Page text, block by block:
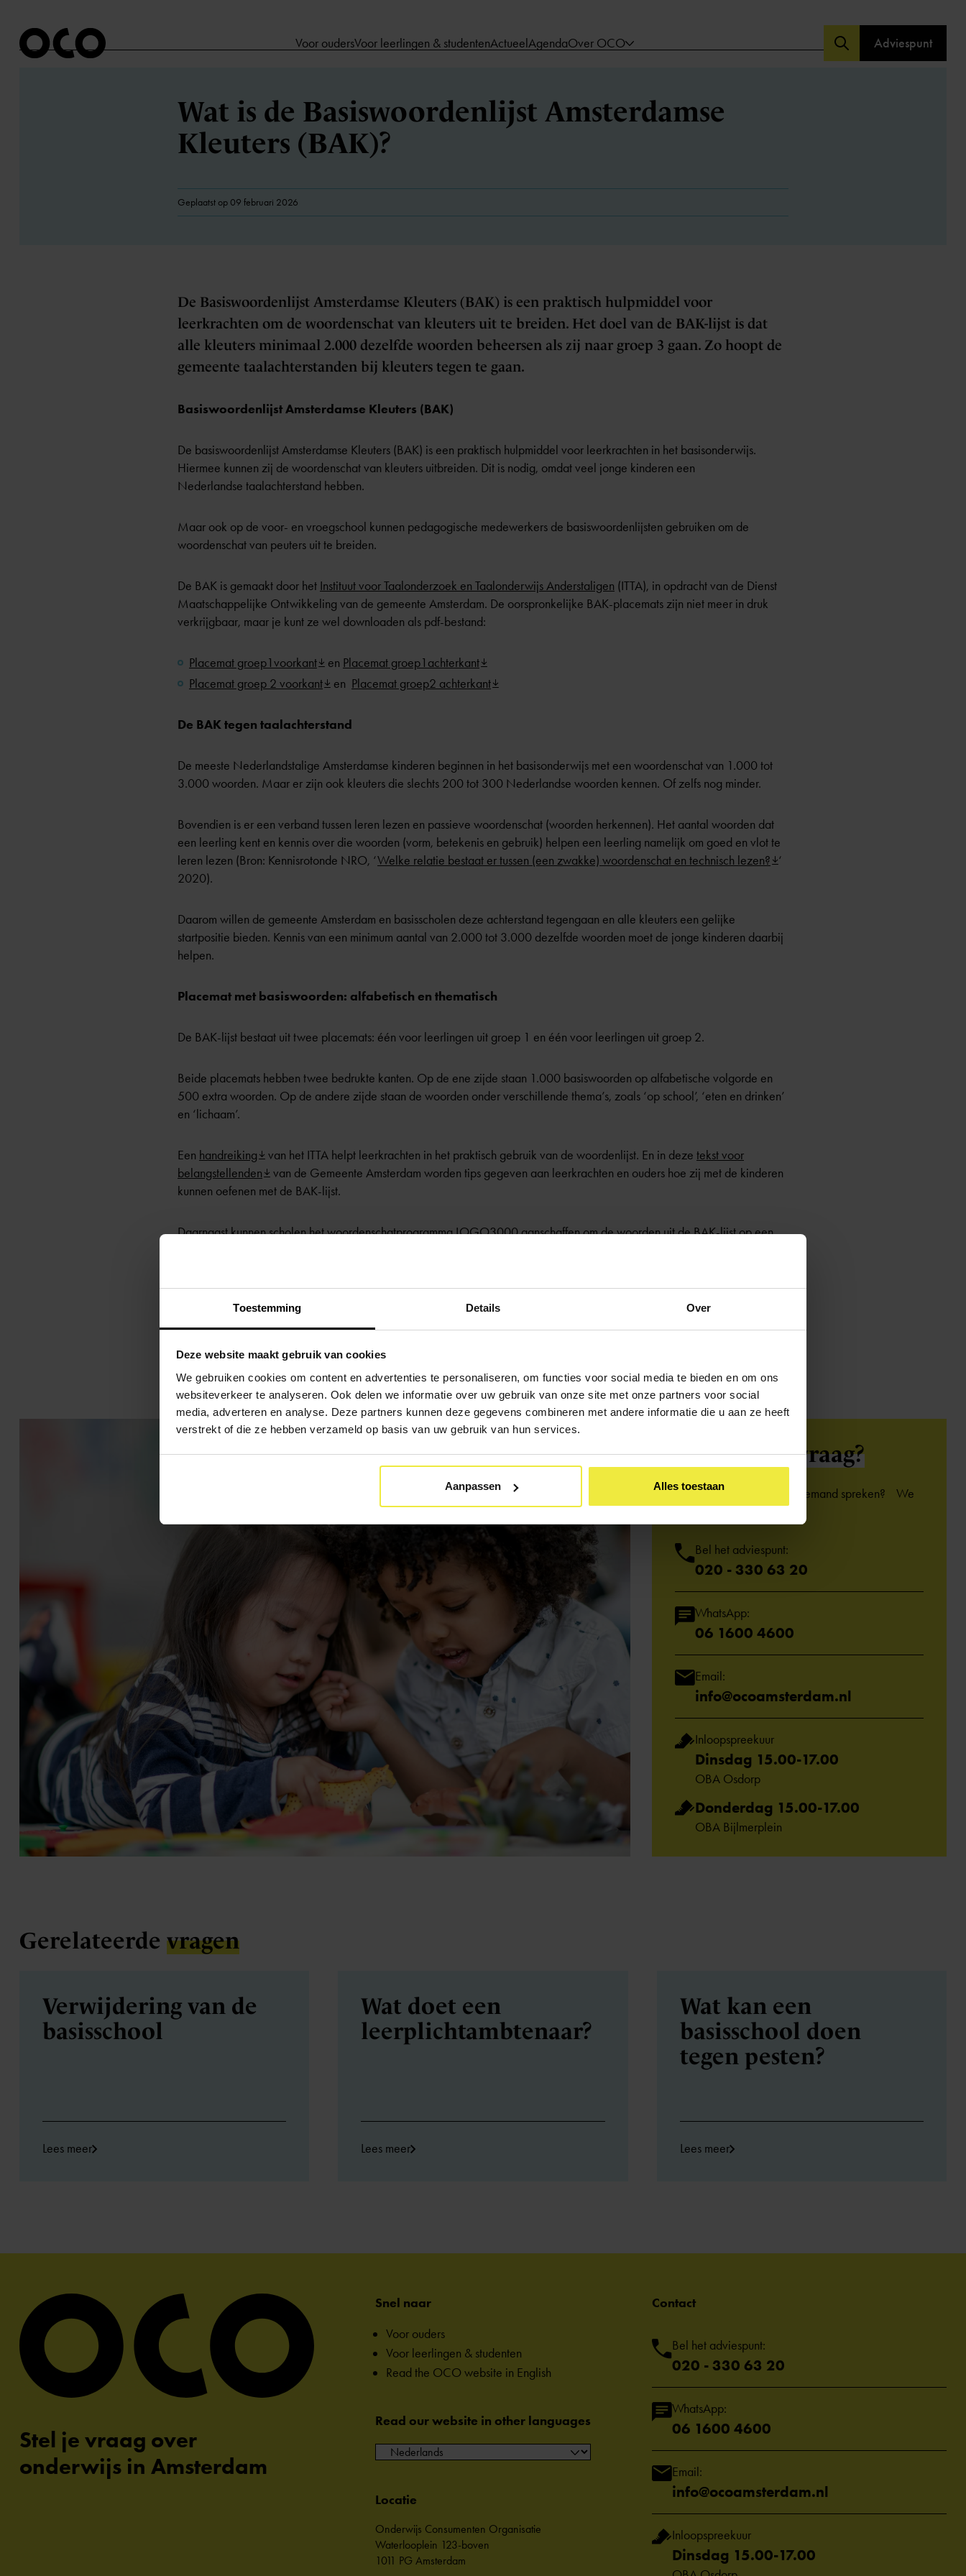
Toestemming Details Over
Deze website maakt gebruik van cookies
We gebruiken cookies om content en advertenties te personaliseren, om functies voor social media te bieden en om ons
websiteverkeer te analyseren. Ook delen we informatie over uw gebruik van onze site met onze partners voor social
media, adverteren en analyse. Deze partners kunnen deze gegevens combineren met andere informatie die u aan ze heeft
verstrekt of die ze hebben verzameld op basis van uw gebruik van hun services.
Aanpassen Alles toestaan
Voor oudersVoor leerlingen & studentenActueelAgendaOver OCO Adviespunt
Wat is de Basiswoordenlijst Amsterdamse
Kleuters (BAK)?
Geplaatst op 09 februari 2026
De Basiswoordenlijst Amsterdamse Kleuters (BAK) is een praktisch hulpmiddel voor
leerkrachten om de woordenschat van kleuters uit te breiden. Het doel van de BAK-lijst is dat
alle kleuters minimaal 2.000 dezelfde woorden beheersen als zij naar groep 3 gaan. Zo hoopt de
gemeente taalachterstanden bij kleuters tegen te gaan.
Basiswoordenlijst Amsterdamse Kleuters (BAK)
De basiswoordenlijst Amsterdamse Kleuters (BAK) is een praktisch hulpmiddel voor leerkrachten in het basisonderwijs.
Hiermee kunnen zij de woordenschat van kleuters uitbreiden. Dit is nodig, omdat veel jonge kinderen een
Nederlandse taalachterstand hebben.
Maar ook op de voor- en vroegschool kunnen pedagogische medewerkers de basiswoordenlijsten gebruiken om de
woordenschat van peuters uit te breiden.
De BAK is gemaakt door het Instituut voor Taalonderzoek en Taalonderwijs Anderstaligen (ITTA), in opdracht van de Dienst
Maatschappelijke Ontwikkeling van de gemeente Amsterdam. De oorspronkelijke BAK-placemats zijn niet meer in druk
verkrijgbaar, maar je kunt ze wel downloaden als pdf-bestand:
Placemat groep1voorkant en Placemat groep1achterkant
Placemat groep 2 voorkant
en Placemat groep2 achterkant
De BAK tegen taalachterstand
De meeste Nederlandstalige Amsterdamse kinderen beginnen in het basisonderwijs met een woordenschat van 1.000 tot
3.000 woorden. Maar er zijn ook kleuters die slechts 200 tot 300 Nederlandse woorden kennen. Of zelfs nog minder.
Bovendien is er een verband tussen leren lezen en passieve woordenschat (woorden herkennen). Het aantal woorden dat
een leerling kent en kennis over die woorden (vorm, betekenis en gebruik) helpen een leerling namelijk om goed en vlot te
leren lezen (Bron: Kennisrotonde NRO, ‘Welke relatie bestaat er tussen (een zwakke) woordenschat en technisch lezen? ‘
2020).
Daarom willen de gemeente Amsterdam en basisscholen deze achterstand tegengaan en alle kleuters een gelijke
startpositie bieden. Kennis van een minimum aantal van 2.000 tot 3.000 dezelfde woorden moet de jonge kinderen daarbij
helpen.
Placemat met basiswoorden: alfabetisch en thematisch
De BAK-lijst bestaat uit twee placemats: één voor leerlingen uit groep 1 en één voor leerlingen uit groep 2.
Beide placemats hebben twee bedrukte kanten. Op de ene zijde staan 1.000 basiswoorden op alfabetische volgorde en
500 extra woorden. Op de andere zijde staan de woorden onder verschillende thema’s, zoals ‘op school’, ‘eten en drinken’
en ‘lichaam’.
Een handreiking van het ITTA helpt leerkrachten in het praktisch gebruik van de woordenlijst. En in deze tekst voor
belangstellenden
van de Gemeente Amsterdam worden tips gegeven aan leerkrachten en ouders hoe zij met de kinderen
kunnen oefenen met de BAK-lijst.
Daarnaast kunnen scholen het woordenschatprogrammaLOGO3000aanschaffen om de woorden uit de BAK-lijst op een
Terug naar overzicht
Heb je eenvraag?
Kom je er niet uit of wil je iemand spreken? We
Bel het adviespunt:
020 - 330 63 20
WhatsApp:
06 1600 4600
Email:
info@ocoamsterdam.nl
Inloopspreekuur
Dinsdag 15.00-17.00
OBA Osdorp
Donderdag 15.00-17.00
OBA Bijlmerplein
Gerelateerde vragen
Verwijdering van de
basisschool
Lees meer
Wat doet een
leerplicht­ambtenaar?
Lees meer
Wat kan een
basisschool doen
tegen pesten?
Lees meer
Stel je vraag over
onderwijs in Amsterdam
Snel naar
Voor ouders
Voor leerlingen & studenten
Read the OCO website in English
Read our website in other languages
Locatie
Onderwijs Consumenten Organisatie
Waterlooplein 123-boven
1011 PG Amsterdam
Contact
Bel het adviespunt:
020 - 330 63 20
WhatsApp:
06 1600 4600
Email:
info@ocoamsterdam.nl
Inloopspreekuur
Dinsdag 15.00-17.00